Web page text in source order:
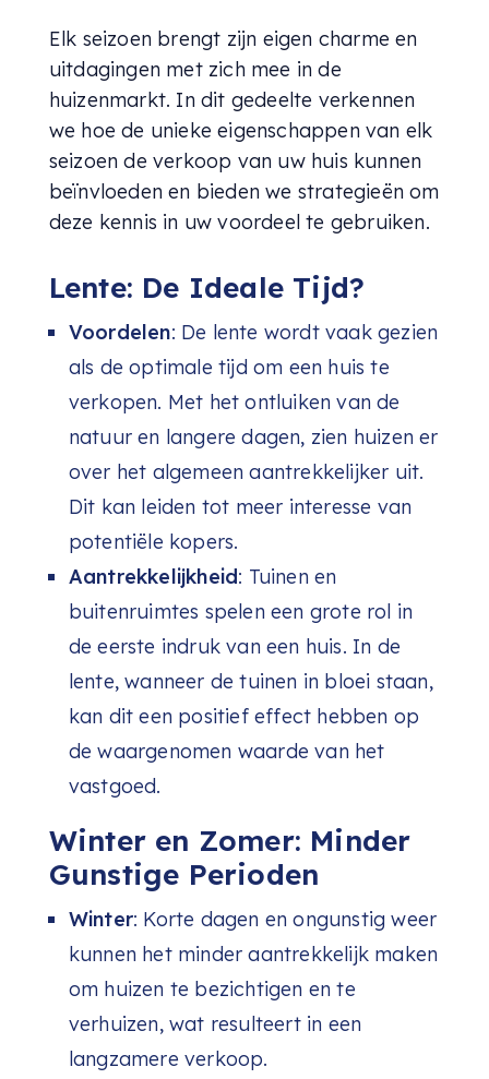
Elk seizoen brengt zijn eigen charme en
uitdagingen met zich mee in de
huizenmarkt. In dit gedeelte verkennen
we hoe de unieke eigenschappen van elk
seizoen de verkoop van uw huis kunnen
beïnvloeden en bieden we strategieën om
deze kennis in uw voordeel te gebruiken.
Lente: De Ideale Tijd?
Voordelen: De lente wordt vaak gezien
als de optimale tijd om een huis te
verkopen. Met het ontluiken van de
natuur en langere dagen, zien huizen er
over het algemeen aantrekkelijker uit.
Dit kan leiden tot meer interesse van
potentiële kopers.
Aantrekkelijkheid: Tuinen en
buitenruimtes spelen een grote rol in
de eerste indruk van een huis. In de
lente, wanneer de tuinen in bloei staan,
kan dit een positief effect hebben op
de waargenomen waarde van het
vastgoed.
Winter en Zomer: Minder
Gunstige Perioden
Winter: Korte dagen en ongunstig weer
kunnen het minder aantrekkelijk maken
om huizen te bezichtigen en te
verhuizen, wat resulteert in een
langzamere verkoop.